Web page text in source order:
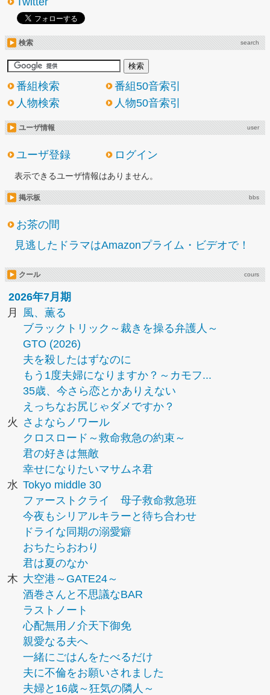
検索 search
番組検索
番組50音索引
人物検索
人物50音索引
ユーザ情報 user
ユーザ登録 ログイン
表示できるユーザ情報はありません。
掲示板 bbs
お茶の間
見逃したドラマはAmazonプライム・ビデオで！
クール cours
2026年7月期
月
風、薫る
ブラックトリック～裁きを操る弁護人～
GTO (2026)
夫を殺したはずなのに
もう1度夫婦になりますか？～カモフ...
35歳、今さら恋とかありえない
えっちなお尻じゃダメですか？
火
さよならノワール
クロスロード～救命救急の約束～
君の好きは無敵
幸せになりたいマサムネ君
水 Tokyo middle 30
ファーストクライ 母子救命救急班
今夜もシリアルキラーと待ち合わせ
ドライな同期の溺愛癖
おちたらおわり
君は夏のなか
木 大空港～GATE24～
酒巻さんと不思議なBAR
ラストノート
心配無用ノ介天下御免
親愛なる夫へ
一緒にごはんをたべるだけ
夫に不倫をお願いされました
夫婦と16歳～狂気の隣人～